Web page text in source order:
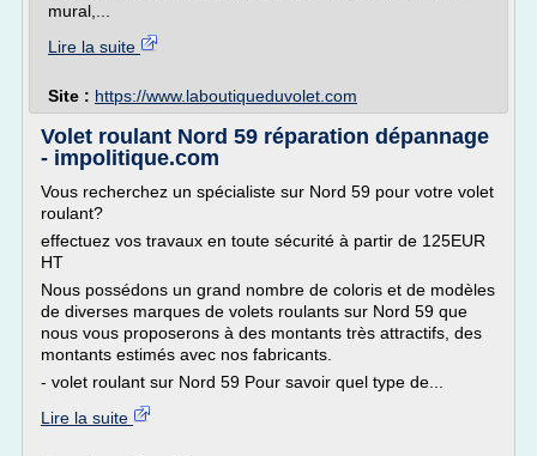
mural,...
Lire la suite
Site : https://www.laboutiqueduvolet.com
Volet roulant Nord 59 réparation dépannage
- impolitique.com
Vous recherchez un spécialiste sur Nord 59 pour votre volet
roulant?
effectuez vos travaux en toute sécurité à partir de 125EUR
HT
Nous possédons un grand nombre de coloris et de modèles
de diverses marques de volets roulants sur Nord 59 que
nous vous proposerons à des montants très attractifs, des
montants estimés avec nos fabricants.
- volet roulant sur Nord 59 Pour savoir quel type de...
Lire la suite